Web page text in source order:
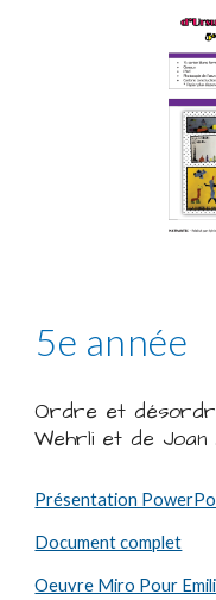
5e année
Ordre et
Wehrli et de Joan
Présentation
Document complet
Oeuvre Miro Pour Emili